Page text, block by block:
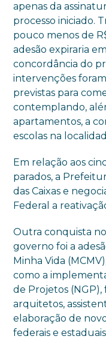
apenas da
processo iniciado.
pouco menos de
adesão expiraria
concordância do
intervenções foram
previstas para
contemplando,
apartamentos, a
escolas na
Em relação aos
parados, a
das Caixas e
Federal a
Outra conquista
governo foi a
Minha Vida
como a
de Projetos
arquitetos,
elaboração de
federais e